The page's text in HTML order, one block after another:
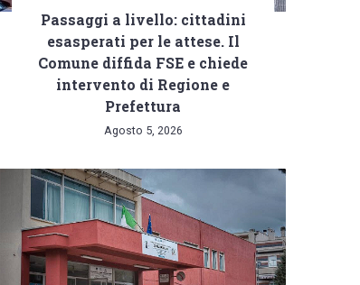
Passaggi a livello: cittadini
esasperati per le attese. Il
Comune diffida FSE e chiede
intervento di Regione e
Prefettura
Agosto 5, 2026